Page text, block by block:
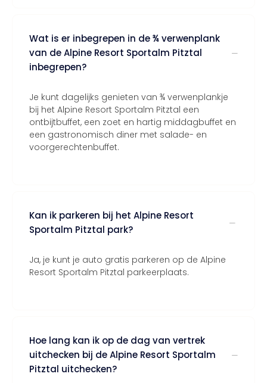
Wat is er inbegrepen in de ¾ verwenplank
van de Alpine Resort Sportalm Pitztal
inbegrepen?
Je kunt dagelijks genieten van ¾ verwenplankje
bij het Alpine Resort Sportalm Pitztal een
ontbijtbuffet, een zoet en hartig middagbuffet en
een gastronomisch diner met salade- en
voorgerechtenbuffet.
Kan ik parkeren bij het Alpine Resort
Sportalm Pitztal park?
Ja, je kunt je auto gratis parkeren op de Alpine
Resort Sportalm Pitztal parkeerplaats.
Hoe lang kan ik op de dag van vertrek
uitchecken bij de Alpine Resort Sportalm
Pitztal uitchecken?